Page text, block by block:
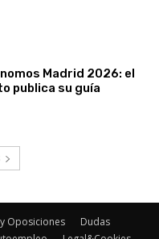
Madrid 2026: el
publica su guía
Oposiciones
Dudas